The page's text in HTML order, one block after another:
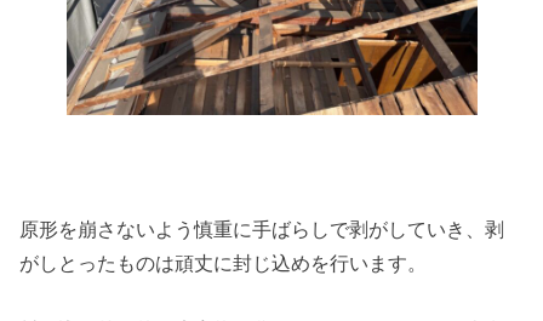
原形を崩さないよう慎重に手ばらしで剥がしていき、剥
がしとったものは頑丈に封じ込めを行います。